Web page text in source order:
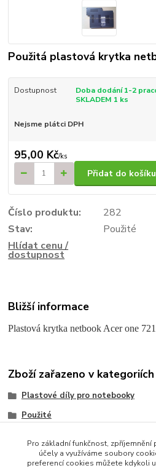
Použitá plastová krytka
Dostupnost
Doba dodání 1-2
SKLADEM 1 ks
Nejsme plátci DPH
95,00 Kč/ks
Přidat do košíku
Číslo produktu:
282
Stav:
Použité
Hlídat cenu /
dostupnost
Bližší informace
Plastová krytka netbook Acer one 721
Zboží zařazeno v kategoriích
Plastové díly pro notebooky
Použité
Pro základní funkčnost, zpříjemnění
účely a využíváme soubory
preferencí cookies můžete kdykoli